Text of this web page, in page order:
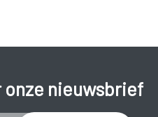
nieuwsbrief